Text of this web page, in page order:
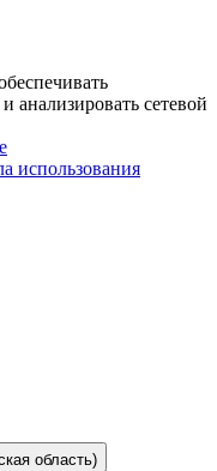
анализировать сетевой
использования
область)